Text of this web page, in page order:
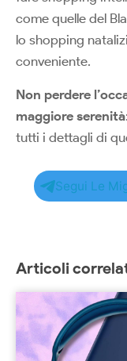
come quelle del
lo shopping
conveniente.
Non perdere
maggiore serenità
tutti i dettagli di
Segui Le
Articoli